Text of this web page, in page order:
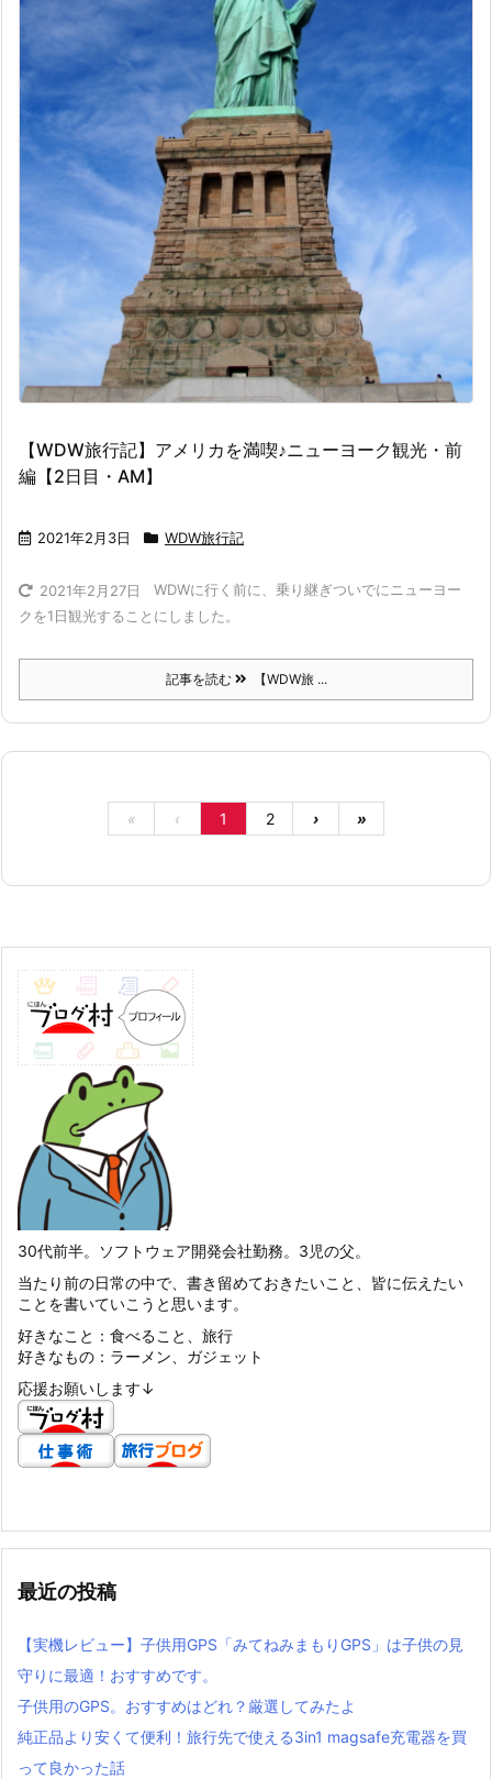
【WDW旅行記】アメリカを満喫♪ニューヨーク観光・前
編【2日目・AM】
2021年2月3日 WDW旅行記
2021年2月27日
WDWに行く前に、乗り継ぎついでにニューヨー
クを1日観光することにしました。
記事を読む 【WDW旅 ...
« ‹ 1 2 › »
30代前半。ソフトウェア開発会社勤務。3児の父。
当たり前の日常の中で、書き留めておきたいこと、皆に伝えたい
ことを書いていこうと思います。
好きなこと：食べること、旅行
好きなもの：ラーメン、ガジェット
応援お願いします↓
最近の投稿
【実機レビュー】子供用GPS「みてねみまもりGPS」は子供の見
守りに最適！おすすめです。
子供用のGPS。おすすめはどれ？厳選してみたよ
純正品より安くて便利！旅行先で使える3in1 magsafe充電器を買
って良かった話